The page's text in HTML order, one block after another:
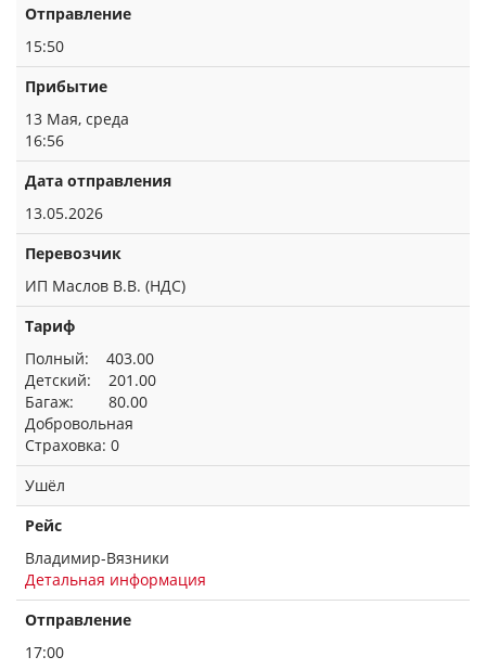
Отправление
15:50
Прибытие
13 Мая, среда
16:56
Дата отправления
13.05.2026
Перевозчик
ИП Маслов В.В. (НДС)
Тариф
Полный: 403.00
Детский: 201.00
Багаж: 80.00
Добровольная
Страховка: 0
Ушёл
Рейс
Владимир-Вязники
Детальная информация
Отправление
17:00